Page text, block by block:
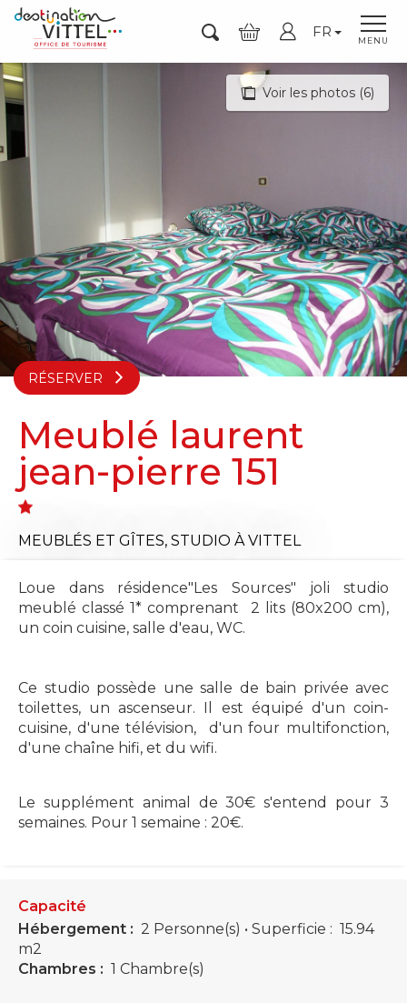
Aller
contenu
principal
MENU
Recherche
FR
Voir les photos (6)
RÉSERVER
Meublé laurent
jean-pierre 151
MEUBLÉS ET GÎTES, STUDIO À VITTEL
Loue dans résidence"Les Sources" joli studio
meublé classé 1* comprenant 2 lits (80x200 cm),
un coin cuisine, salle d'eau, WC.
Ce studio possède une salle de bain privée avec
toilettes, un ascenseur. Il est équipé d'un coin-
cuisine, d'une télévision, d'un four multifonction,
d'une chaîne hifi, et du wifi.
Le supplément animal de 30€ s'entend pour 3
semaines. Pour 1 semaine : 20€.
Capacité
Hébergement : 2 Personne(s) • Superficie : 15.94
m2
Chambres : 1 Chambre(s)